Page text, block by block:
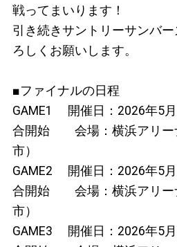
戦ってまいります！
引き続きサントリーサンバ
ろしくお願いします。
■ファイナルの日程
GAME1 開催日：2026年5
合開始 会場：横浜アリー
市）
GAME2 開催日：2026年5
合開始 会場：横浜アリー
市）
GAME3 開催日：2026年5